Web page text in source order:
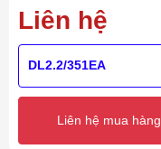
Liên hệ
DL2.2/351EA
Liên hệ mua hàng